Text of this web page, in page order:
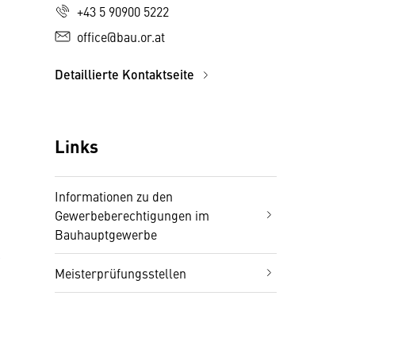
+43 5 90900 5222
office@bau.or.at
Detaillierte Kontaktseite
Links
Informationen zu den
Gewerbeberechtigungen im
Bauhauptgewerbe
Meisterprüfungsstellen